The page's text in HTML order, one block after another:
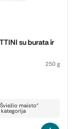
su burata ir
250 g
maisto“